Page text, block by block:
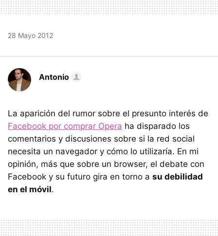
28 Mayo 2012
Antonio
La aparición del rumor sobre el presunto interés de
Facebook por comprar Opera ha disparado los
comentarios y discusiones sobre si la red social
necesita un navegador y cómo lo utilizaría. En mi
opinión, más que sobre un browser, el debate con
Facebook y su futuro gira en torno a su debilidad
en el móvil.